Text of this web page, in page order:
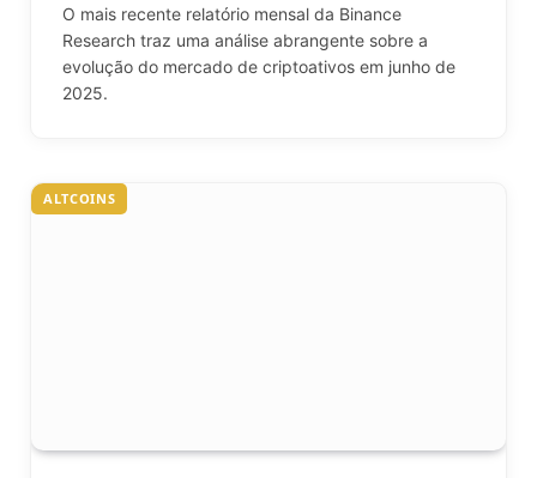
O mais recente relatório mensal da Binance
Research traz uma análise abrangente sobre a
evolução do mercado de criptoativos em junho de
2025.
ALTCOINS